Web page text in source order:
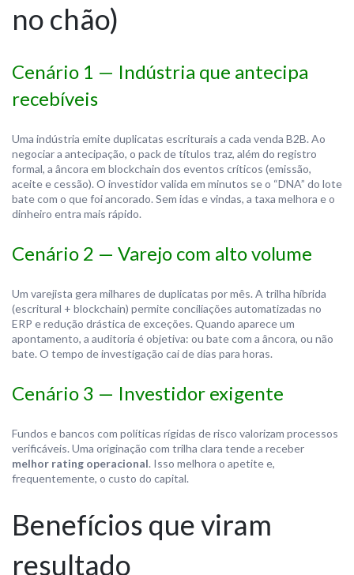
no chão)
Cenário 1 — Indústria que antecipa
recebíveis
Uma indústria emite duplicatas escriturais a cada venda B2B. Ao
negociar a antecipação, o pack de títulos traz, além do registro
formal, a âncora em blockchain dos eventos críticos (emissão,
aceite e cessão). O investidor valida em minutos se o “DNA” do lote
bate com o que foi ancorado. Sem idas e vindas, a taxa melhora e o
dinheiro entra mais rápido.
Cenário 2 — Varejo com alto volume
Um varejista gera milhares de duplicatas por mês. A trilha híbrida
(escritural + blockchain) permite conciliações automatizadas no
ERP e redução drástica de exceções. Quando aparece um
apontamento, a auditoria é objetiva: ou bate com a âncora, ou não
bate. O tempo de investigação cai de dias para horas.
Cenário 3 — Investidor exigente
Fundos e bancos com políticas rígidas de risco valorizam processos
verificáveis. Uma originação com trilha clara tende a receber
melhor rating operacional. Isso melhora o apetite e,
frequentemente, o custo do capital.
Benefícios que viram
resultado